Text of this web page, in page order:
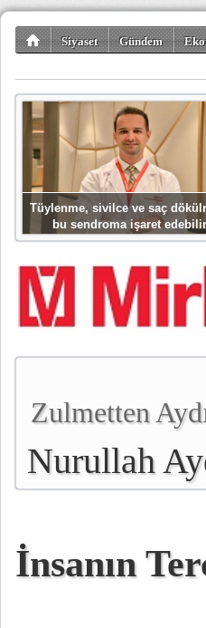
Siyaset Gündem
Tüylenme, sivilce ve saç
bu sendroma işaret edebilir
Zulmetten
Nurullah
İnsanın